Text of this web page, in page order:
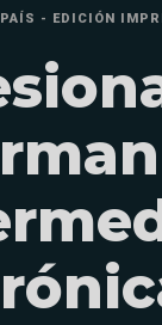
PAÍS - EDICIÓN